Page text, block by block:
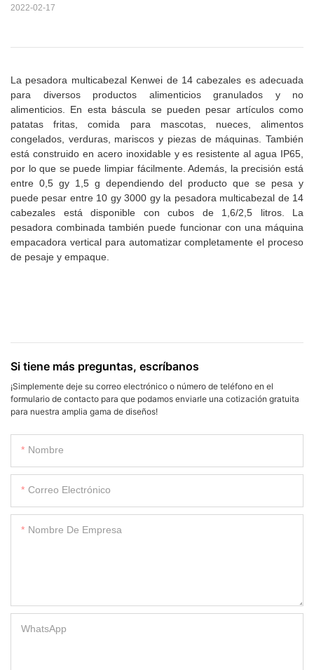
2022-02-17
La pesadora multicabezal Kenwei de 14 cabezales es adecuada
para diversos productos alimenticios granulados y no
alimenticios. En esta báscula se pueden pesar artículos como
patatas fritas, comida para mascotas, nueces, alimentos
congelados, verduras, mariscos y piezas de máquinas. También
está construido en acero inoxidable y es resistente al agua IP65,
por lo que se puede limpiar fácilmente. Además, la precisión está
entre 0,5 gy 1,5 g dependiendo del producto que se pesa y
puede pesar entre 10 gy 3000 gy la pesadora multicabezal de 14
cabezales está disponible con cubos de 1,6/2,5 litros. La
pesadora combinada también puede funcionar con una máquina
empacadora vertical para automatizar completamente el proceso
de pesaje y empaque.
Si tiene más preguntas, escríbanos
¡Simplemente deje su correo electrónico o número de teléfono en el
formulario de contacto para que podamos enviarle una cotización gratuita
para nuestra amplia gama de diseños!
Nombre
Correo Electrónico
Nombre De Empresa
WhatsApp